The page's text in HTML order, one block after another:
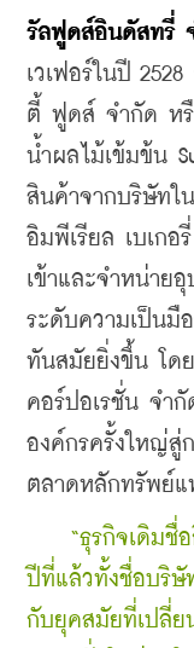
รัลฟูดส์อินดัสทรี่
เวเฟอร์ในปี
ตี้ ฟูดส์ จำกัด ห
น้ำผลไม้เข้มข้น
สินค้าจากบริษัทใ
อิมพีเรียล เบเก
เข้าและจำหน่าย
ระดับความเป็นมื
ทันสมัยยิ่งขึ้น โด
คอร์ปอเรชั่น จำ
องค์กรครั้งใหญ่สู่
ตลาดหลักทรัพย์แ
“ธุรกิจเดิมชื่อ
ปีที่แล้วทั้งชื่อบริษั
กับยุคสมัยที่เปลี่ย